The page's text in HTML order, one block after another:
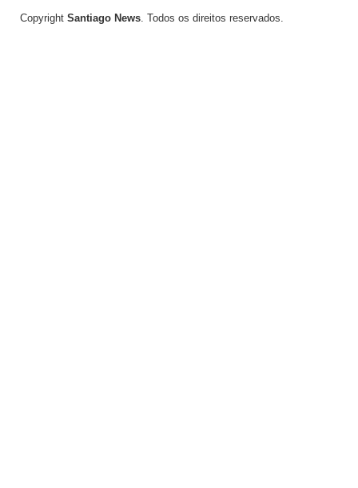
Copyright Santiago News. Todos os direitos reservados.